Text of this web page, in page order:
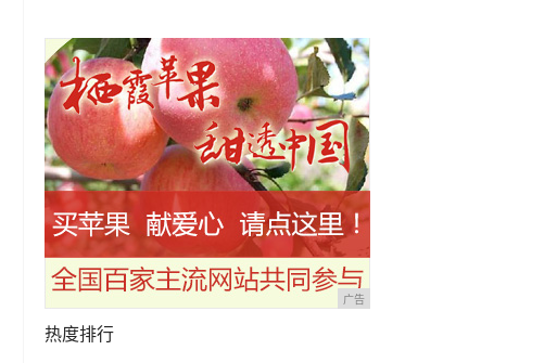
感，腰臀比堪称完美
广告
热度排行